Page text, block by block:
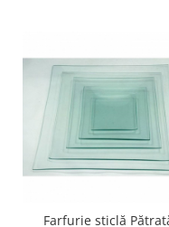
Baze stampile
Stampile lemn
Stampile silicon
Ustensile, aparate
Cutter, trimmer
Farfurie sticlă